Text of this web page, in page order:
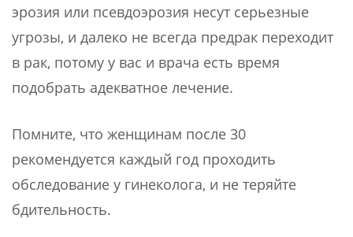
эрозия или псевдоэрозия несут серьезные
угрозы, и далеко не всегда предрак переходит
в рак, потому у вас и врача есть время
подобрать адекватное лечение.
Помните, что женщинам после 30
рекомендуется каждый год проходить
обследование у гинеколога, и не теряйте
бдительность.